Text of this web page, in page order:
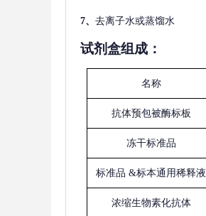
7、 去离子水或蒸馏水
试剂盒组成：
名称
抗体预包被酶标板
冻干标准品
标准品 &标本通用稀释液
浓缩生物素化抗体